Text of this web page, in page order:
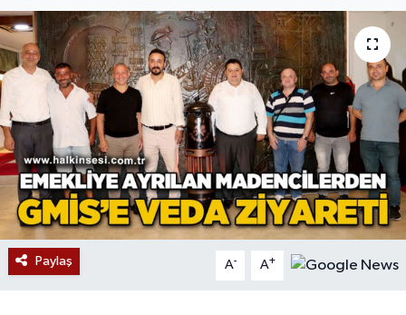
Paylaş A- A+
ÇEVRE
BİLİM VE TEKNOLOJİ
DUNYA
Düzce
Eğitim
Ekonomi